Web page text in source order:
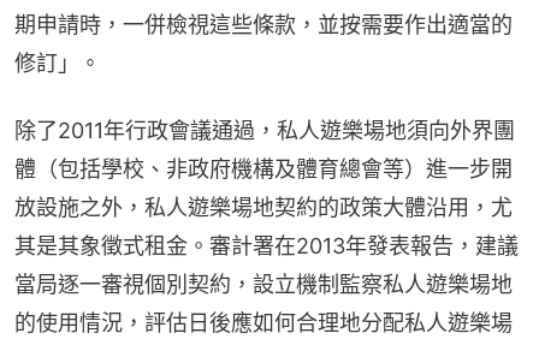
期申請時，一併檢視這些條款，並按需要作出適當的
修訂」。
除了2011年行政會議通過，私人遊樂場地須向外界團
體（包括學校、非政府機構及體育總會等）進一步開
放設施之外，私人遊樂場地契約的政策大體沿用，尤
其是其象徵式租金。審計署在2013年發表報告，建議
當局逐一審視個別契約，設立機制監察私人遊樂場地
的使用情況，評估日後應如何合理地分配私人遊樂場